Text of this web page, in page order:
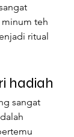
minum teh
ritual
hadiah
sangat